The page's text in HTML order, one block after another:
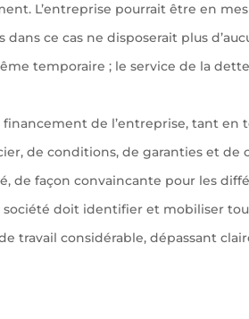
L’entreprise pourrait être en
ce cas ne disposerait plus
temporaire ; le service de la
de l’entreprise, tant en
de conditions, de garanties et de
de façon convaincante pour les
doit identifier et mobiliser
travail considérable, dépassant